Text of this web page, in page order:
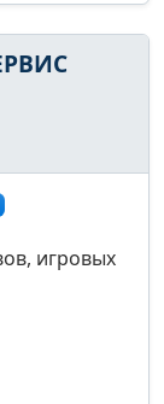
игровых